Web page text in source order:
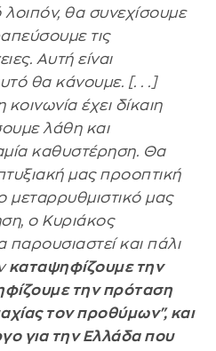
λοιπόν, θα συνεχίσουμε
τις
Αυτή είναι
θα κάνουμε. [. . .]
κοινωνία έχει δίκαιη
λάθη και
καθυστέρηση. Θα
μας προοπτική
μεταρρυθμιστικό μας
ο Κυριάκος
και πάλι
καταψηφίζουμε την
την πρόταση
τον προθύμων", και
για την Ελλάδα που